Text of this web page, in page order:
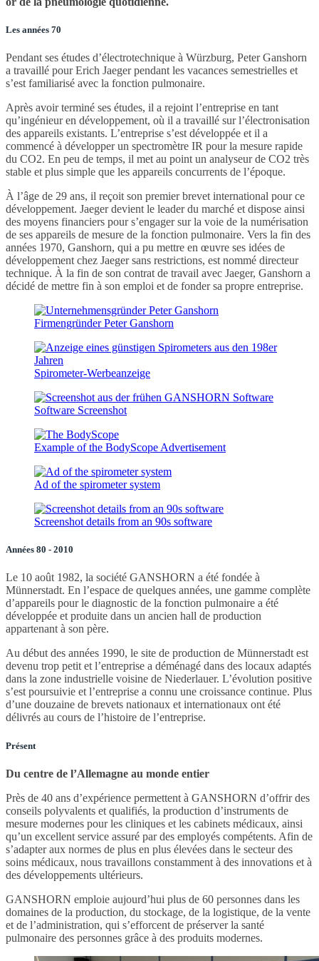
Les années 70
Pendant ses études d’électrotechnique à Würzburg, Peter Ganshorn
a travaillé pour Erich Jaeger pendant les vacances semestrielles et
s’est familiarisé avec la fonction pulmonaire.
Après avoir terminé ses études, il a rejoint l’entreprise en tant
qu’ingénieur en développement, où il a travaillé sur l’électronisation
des appareils existants. L’entreprise s’est développée et il a
commencé à développer un spectromètre IR pour la mesure rapide
du CO2. En peu de temps, il met au point un analyseur de CO2 très
stable et plus simple que les appareils concurrents de l’époque.
À l’âge de 29 ans, il reçoit son premier brevet international pour ce
développement. Jaeger devient le leader du marché et dispose ainsi
des moyens financiers pour s’engager sur la voie de la numérisation
de ses appareils de mesure de la fonction pulmonaire. Vers la fin des
années 1970, Ganshorn, qui a pu mettre en œuvre ses idées de
développement chez Jaeger sans restrictions, est nommé directeur
technique. À la fin de son contrat de travail avec Jaeger, Ganshorn a
décidé de mettre fin à son emploi et de fonder sa propre entreprise.
Firmengründer Peter Ganshorn
Spirometer-Werbeanzeige
Software Screenshot
Example of the BodyScope Advertisement
Ad of the spirometer system
Screenshot details from an 90s software
Années 80 - 2010
Le 10 août 1982, la société GANSHORN a été fondée à
Münnerstadt. En l’espace de quelques années, une gamme complète
d’appareils pour le diagnostic de la fonction pulmonaire a été
développée et produite dans un ancien hall de production
appartenant à son père.
Au début des années 1990, le site de production de Münnerstadt est
devenu trop petit et l’entreprise a déménagé dans des locaux adaptés
dans la zone industrielle voisine de Niederlauer. L’évolution positive
s’est poursuivie et l’entreprise a connu une croissance continue. Plus
d’une douzaine de brevets nationaux et internationaux ont été
délivrés au cours de l’histoire de l’entreprise.
Présent
Du centre de l’Allemagne au monde entier
Près de 40 ans d’expérience permettent à GANSHORN d’offrir des
conseils polyvalents et qualifiés, la production d’instruments de
mesure modernes pour les cliniques et les cabinets médicaux, ainsi
qu’un excellent service assuré par des employés compétents. Afin de
s’adapter aux normes de plus en plus élevées dans le secteur des
soins médicaux, nous travaillons constamment à des innovations et à
des développements ultérieurs.
GANSHORN emploie aujourd’hui plus de 60 personnes dans les
domaines de la production, du stockage, de la logistique, de la vente
et de l’administration, qui s’efforcent de préserver la santé
pulmonaire des personnes grâce à des produits modernes.